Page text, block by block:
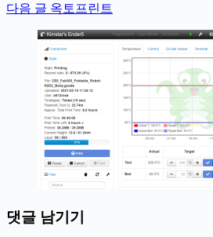
다음 글 옥토프린트
댓글 남기기